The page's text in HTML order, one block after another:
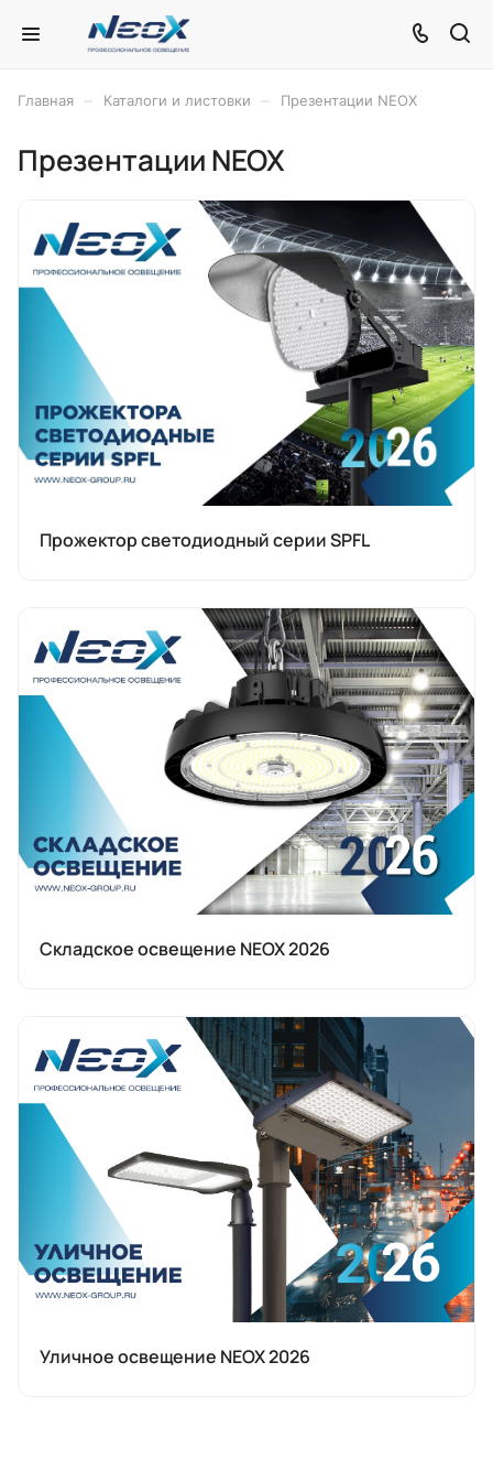
Главная Каталоги и листовки Презентации NEOX
Презентации NEOX
Прожектор светодиодный серии SPFL
Складское освещение NEOX 2026
Уличное освещение NEOX 2026